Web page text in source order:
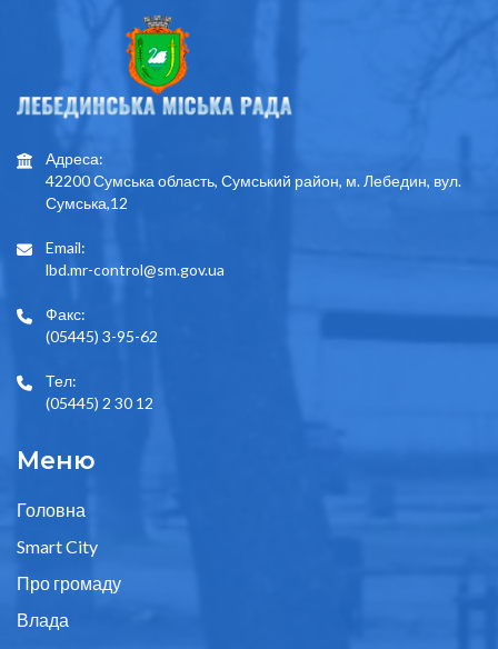
Адреса:
42200 Сумська область, Сумський район, м. Лебедин, вул.
Сумська,12
Email:
lbd.mr-control@sm.gov.ua
Факс:
(05445) 3-95-62
Тел:
(05445) 2 30 12
Меню
Головна
Smart City
Про громаду
Влада